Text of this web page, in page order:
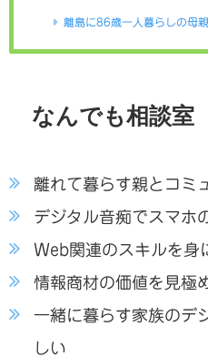
離島に86歳一人暮らしの母親
なんでも相談室
離れて暮らす親とコミ
デジタル音痴でスマホ
Web関連のスキルを身
情報商材の価値を見極
一緒に暮らす家族のデ
しい